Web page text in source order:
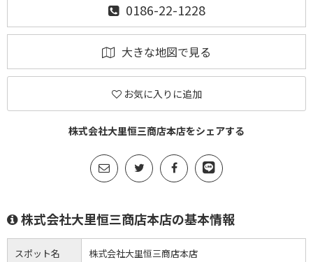
0186-22-1228
大きな地図で見る
お気に入りに追加
株式会社大里恒三商店本店をシェアする
株式会社大里恒三商店本店の基本情報
スポット名 株式会社大里恒三商店本店